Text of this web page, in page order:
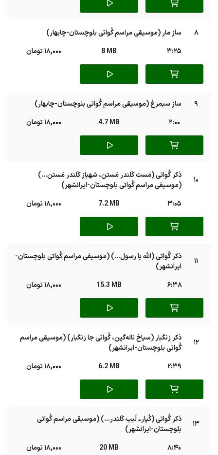
8
ساز مار (موسیقی مراسم گُواتی بلوچستان-چابهار)
3:25
8 MB 18,000 تومان
9
ساز سیمرغ (موسیقی مراسم گُواتی بلوچستان-چابهار)
2:00
4.7 MB 18,000 تومان
10
ذکر گُواتی (مَست کَلندر مَستن، شهباز کَلندر مَستن...)
(موسیقی مراسم گُواتی بلوچستان-ایرانشهر)
3:05
7.2 MB 18,000 تومان
11
ذکر گُواتی (الله یا رسول...) (موسیقی مراسم گُواتی بلوچستان-
ایرانشهر)
6:38
15.3 MB 18,000 تومان
12
ذکر زنگبار (سیاخ ناله‌گین، گُواتی جا زنگبار) (موسیقی مراسم
گُواتی بلوچستان-ایرانشهر)
2:39
6.2 MB 18,000 تومان
13
ذکر گُواتی (کُپارء لَیب کَلندر...) (موسیقی مراسم گُواتی
بلوچستان-ایرانشهر)
8:40
20 MB 18,000 تومان